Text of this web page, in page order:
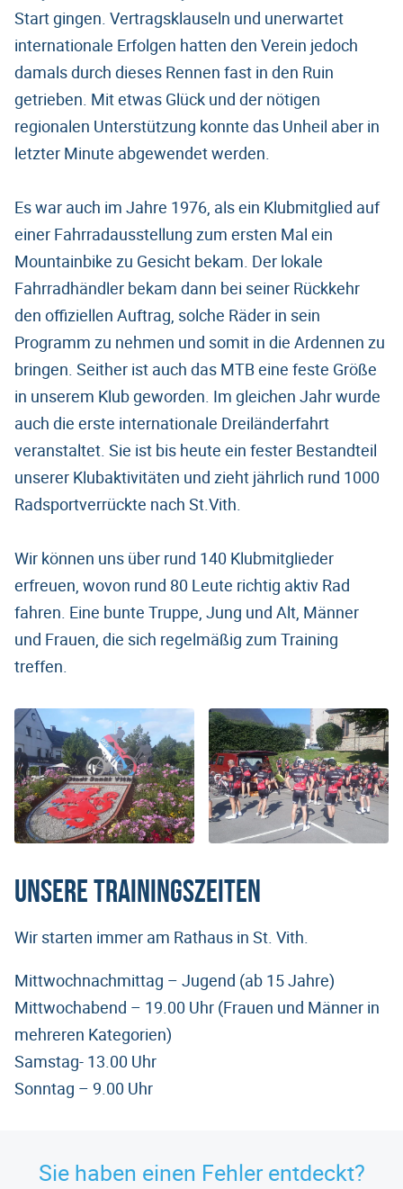
Start gingen. Vertragsklauseln und unerwartet
internationale Erfolgen hatten den Verein jedoch
damals durch dieses Rennen fast in den Ruin
getrieben. Mit etwas Glück und der nötigen
regionalen Unterstützung konnte das Unheil aber in
letzter Minute abgewendet werden.
Es war auch im Jahre 1976, als ein Klubmitglied auf
einer Fahrradausstellung zum ersten Mal ein
Mountainbike zu Gesicht bekam. Der lokale
Fahrradhändler bekam dann bei seiner Rückkehr
den offiziellen Auftrag, solche Räder in sein
Programm zu nehmen und somit in die Ardennen zu
bringen. Seither ist auch das MTB eine feste Größe
in unserem Klub geworden. Im gleichen Jahr wurde
auch die erste internationale Dreiländerfahrt
veranstaltet. Sie ist bis heute ein fester Bestandteil
unserer Klubaktivitäten und zieht jährlich rund 1000
Radsportverrückte nach St.Vith.
Wir können uns über rund 140 Klubmitglieder
erfreuen, wovon rund 80 Leute richtig aktiv Rad
fahren. Eine bunte Truppe, Jung und Alt, Männer
und Frauen, die sich regelmäßig zum Training
treffen.
Unsere Trainingszeiten
Wir starten immer am Rathaus in St. Vith.
Mittwochnachmittag – Jugend (ab 15 Jahre)
Mittwochabend – 19.00 Uhr (Frauen und Männer in
mehreren Kategorien)
Samstag- 13.00 Uhr
Sonntag – 9.00 Uhr
Sie haben einen Fehler entdeckt?